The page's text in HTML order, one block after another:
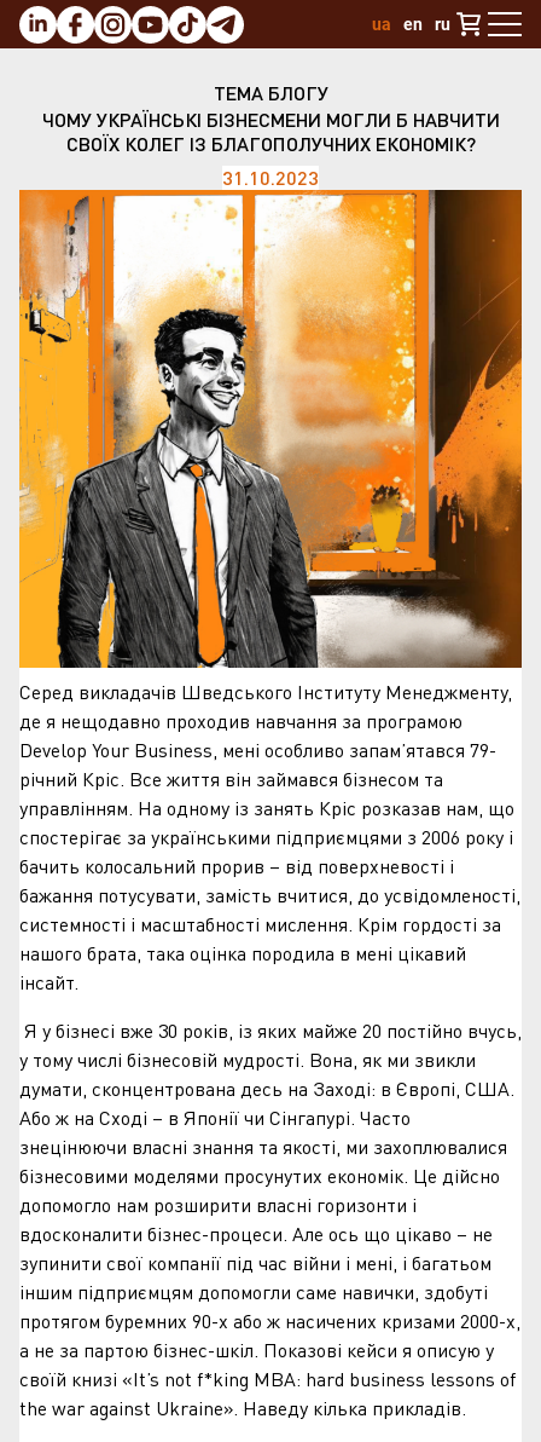
ua en ru
ТЕМА БЛОГУ
31.10.2023
ЧОМУ УКРАЇНСЬКІ БІЗНЕСМЕНИ МОГЛИ Б НАВЧИТИ
СВОЇХ КОЛЕГ ІЗ БЛАГОПОЛУЧНИХ ЕКОНОМІК?
Серед викладачів Шведського Інституту Менеджменту,
де я нещодавно проходив навчання за програмою
Develop Your Business, мені особливо запам’ятався 79-
річний Кріс. Все життя він займався бізнесом та
управлінням. На одному із занять Кріс розказав нам, що
спостерігає за українськими підприємцями з 2006 року і
бачить колосальний прорив – від поверхневості і
бажання потусувати, замість вчитися, до усвідомленості,
системності і масштабності мислення. Крім гордості за
нашого брата, така оцінка породила в мені цікавий
інсайт.
Я у бізнесі вже 30 років, із яких майже 20 постійно вчусь,
у тому числі бізнесовій мудрості. Вона, як ми звикли
думати, сконцентрована десь на Заході: в Європі, США.
Або ж на Сході – в Японії чи Сінгапурі. Часто
знецінюючи власні знання та якості, ми захоплювалися
бізнесовими моделями просунутих економік. Це дійсно
допомогло нам розширити власні горизонти і
вдосконалити бізнес-процеси. Але ось що цікаво – не
зупинити свої компанії під час війни і мені, і багатьом
іншим підприємцям допомогли саме навички, здобуті
протягом буремних 90-х або ж насичених кризами 2000-х,
а не за партою бізнес-шкіл. Показові кейси я описую у
своїй книзі «It’s not f*king MBA: hard business lessons of
the war against Ukraine». Наведу кілька прикладів.